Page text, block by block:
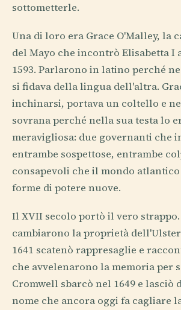
sottometterle.
Una di loro era Grace O'Malley, la
del Mayo che incontrò Elisabetta I
1593. Parlarono in latino perché
si fidava della lingua dell'altra.
inchinarsi, portava un coltello e
sovrana perché nella sua testa lo
meravigliosa: due governanti che
entrambe sospettose, entrambe
consapevoli che il mondo
forme di potere nuove.
Il XVII secolo portò il vero
cambiarono la proprietà
1641 scatenò rappresaglie e
che avvelenarono la memoria per
Cromwell sbarcò nel 1649 e lasciò
nome che ancora oggi fa cagliare